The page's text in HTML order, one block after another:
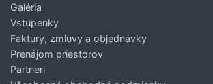
Galéria
Vstupenky
Faktúry, zmluvy a objednávky
Prenájom priestorov
Partneri